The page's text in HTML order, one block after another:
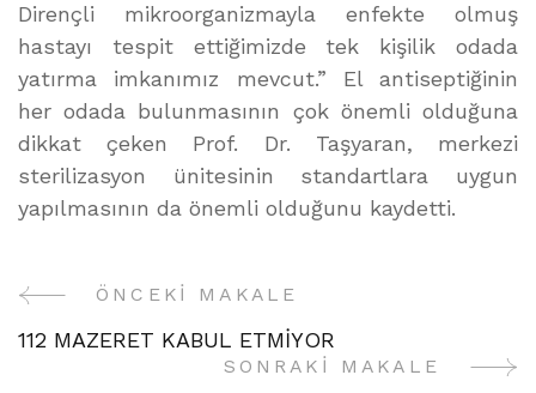
Dirençli mikroorganizmayla enfekte olmuş
hastayı tespit ettiğimizde tek kişilik odada
yatırma imkanımız mevcut.” El antiseptiğinin
her odada bulunmasının çok önemli olduğuna
dikkat çeken Prof. Dr. Taşyaran, merkezi
sterilizasyon ünitesinin standartlara uygun
yapılmasının da önemli olduğunu kaydetti.
YazıÖNCEKI MAKALE
112 MAZERET KABUL ETMİYOR
SONRAKI MAKALE